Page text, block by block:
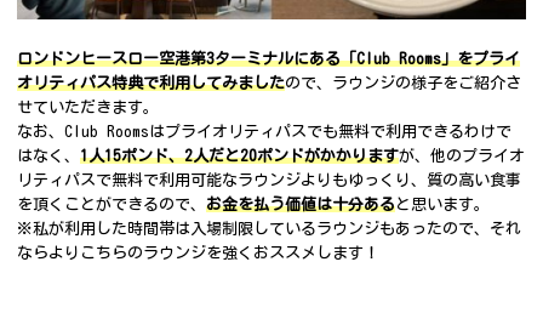
ロンドンヒースロー空港第3ターミナルにある「Club Rooms」をプライ
オリティパス特典で利用してみましたので、ラウンジの様子をご紹介さ
せていただきます。
なお、Club Roomsはプライオリティパスでも無料で利用できるわけで
はなく、 1人15ポンド、2人だと20ポンドがかかりますが、他のプライオ
リティパスで無料で利用可能なラウンジよりもゆっくり、質の高い食事
を頂くことができるので、 お金を払う価値は十分あると思います。
※私が利用した時間帯は入場制限しているラウンジもあったので、それ
ならよりこちらのラウンジを強くおススメします！